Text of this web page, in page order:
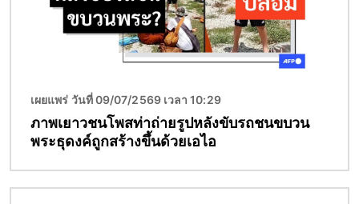
เผยแพร่ วันที่ 09/07/2569 เวลา 10:29
ภาพเยาวชนโพสท่าถ่ายรูปหลังขับรถชนขบวน
พระธุดงค์ถูกสร้างขึ้นด้วยเอไอ